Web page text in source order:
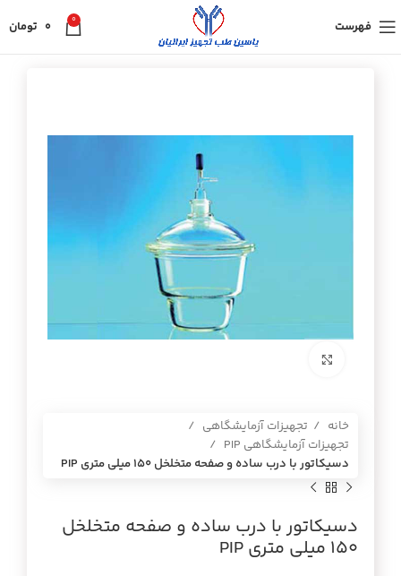
فهرست 0
0 تومان
خانه
تجهیزات آزمایشگاهی
تجهیزات آزمایشگاهی PIP
دسيكاتور با درب ساده و صفحه متخلخل 150 ميلي متري PIP
دسيكاتور با درب ساده و صفحه متخلخل
150 ميلي متري PIP